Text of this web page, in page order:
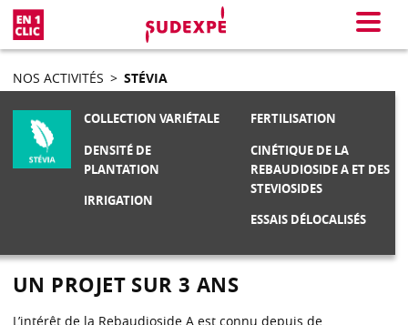
Menu
NOS ACTIVITÉS > STÉVIA
COLLECTION VARIÉTALE
DENSITÉ DE
PLANTATION
IRRIGATION
FERTILISATION
CINÉTIQUE DE LA
REBAUDIOSIDE A ET DES
STEVIOSIDES
ESSAIS DÉLOCALISÉS
UN PROJET SUR 3 ANS
L’intérêt de la Rebaudioside A est connu depuis de